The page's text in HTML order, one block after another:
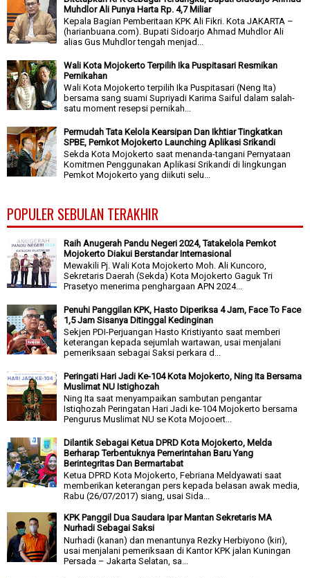
Muhdlor Ali Punya Harta Rp. 4,7 Miliar
Kepala Bagian Pemberitaan KPK Ali Fikri. Kota JAKARTA –
(harianbuana.com). Bupati Sidoarjo Ahmad Muhdlor Ali
alias Gus Muhdlor tengah menjad...
Wali Kota Mojokerto Terpilih Ika Puspitasari Resmikan
Pernikahan
Wali Kota Mojokerto terpilih Ika Puspitasari (Neng Ita)
bersama sang suami Supriyadi Karima Saiful dalam salah-
satu moment resepsi pernikah...
Permudah Tata Kelola Kearsipan Dan Ikhtiar Tingkatkan
SPBE, Pemkot Mojokerto Launching Aplikasi Srikandi
Sekda Kota Mojokerto saat menanda-tangani Pernyataan
Komitmen Penggunakan Aplikasi Srikandi di lingkungan
Pemkot Mojokerto yang diikuti selu...
POPULER SEBULAN TERAKHIR
Raih Anugerah Pandu Negeri 2024, Tatakelola Pemkot
Mojokerto Diakui Berstandar Internasional
Mewakili Pj. Wali Kota Mojokerto Moh. Ali Kuncoro,
Sekretaris Daerah (Sekda) Kota Mojokerto Gaguk Tri
Prasetyo menerima penghargaan APN 2024...
Penuhi Panggilan KPK, Hasto Diperiksa 4 Jam, Face To Face
1,5 Jam Sisanya Ditinggal Kedinginan
Sekjen PDI-Perjuangan Hasto Kristiyanto saat memberi
keterangan kepada sejumlah wartawan, usai menjalani
pemeriksaan sebagai Saksi perkara d...
Peringati Hari Jadi Ke-104 Kota Mojokerto, Ning Ita Bersama
Muslimat NU Istighozah
Ning Ita saat menyampaikan sambutan pengantar
Istiqhozah Peringatan Hari Jadi ke-104 Mojokerto bersama
Pengurus Muslimat NU se Kota Mojooert...
Dilantik Sebagai Ketua DPRD Kota Mojokerto, Melda
Berharap Terbentuknya Pemerintahan Baru Yang
Berintegritas Dan Bermartabat
Ketua DPRD Kota Mojokerto, Febriana Meldyawati saat
memberikan keterangan pers kepada belasan awak media,
Rabu (26/07/2017) siang, usai Sida...
KPK Panggil Dua Saudara Ipar Mantan Sekretaris MA
Nurhadi Sebagai Saksi
Nurhadi (kanan) dan menantunya Rezky Herbiyono (kiri),
usai menjalani pemeriksaan di Kantor KPK jalan Kuningan
Persada – Jakarta Selatan, sa...